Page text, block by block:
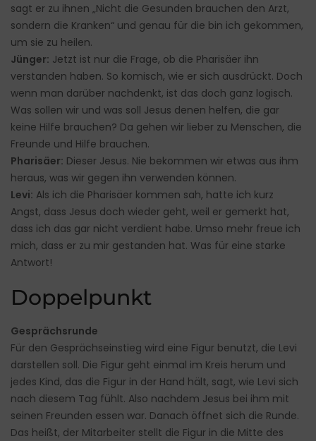
sagt er zu ihnen „Nicht die Gesunden brauchen den Arzt,
sondern die Kranken“ und genau für die bin ich gekommen,
um sie zu heilen.
Jünger: Jetzt ist nur die Frage, ob die Pharisäer ihn
verstanden haben. So komisch, wie er sich ausdrückt. Doch
wenn man darüber nachdenkt, ist das doch ganz logisch.
Was sollen wir und was soll Jesus denen helfen, die gar
keine Hilfe brauchen? Da gehen wir lieber zu Menschen, die
Freunde und Hilfe brauchen.
Pharisäer: Dieser Jesus. Nie bekommen wir etwas aus ihm
heraus, was wir gegen ihn verwenden können.
Levi: Als ich die Pharisäer kommen sah, hatte ich kurz
Angst, dass Jesus doch wieder geht, weil er gemerkt hat,
dass ich das gar nicht verdient habe. Umso mehr freue ich
mich, dass er zu mir gestanden hat. Was für eine starke
Antwort!
Doppelpunkt
Gesprächsrunde
Für den Gesprächseinstieg wird eine Figur benutzt, die Levi
darstellen soll. Die Figur geht einmal im Kreis herum und
jedes Kind, das die Figur in der Hand hält, sagt, wie Levi sich
nach diesem Tag fühlt. Also nachdem Jesus bei ihm mit
seinen Freunden essen war. Danach öffnet sich die Runde.
Das heißt, der Mitarbeiter stellt die Figur in die Mitte des